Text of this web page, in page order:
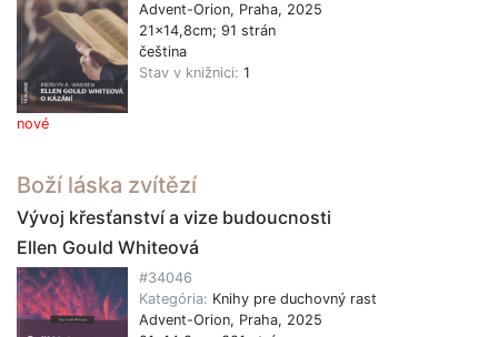
nové
Advent-Orion, Praha, 2025
21x14,8cm; 91 strán
čeština
Stav v knižnici: 1
Boží láska zvítězí
Vývoj křesťanství a vize budoucnosti
Ellen Gould Whiteová
#34046
Kategória: Knihy pre duchovný rast
Advent-Orion, Praha, 2025